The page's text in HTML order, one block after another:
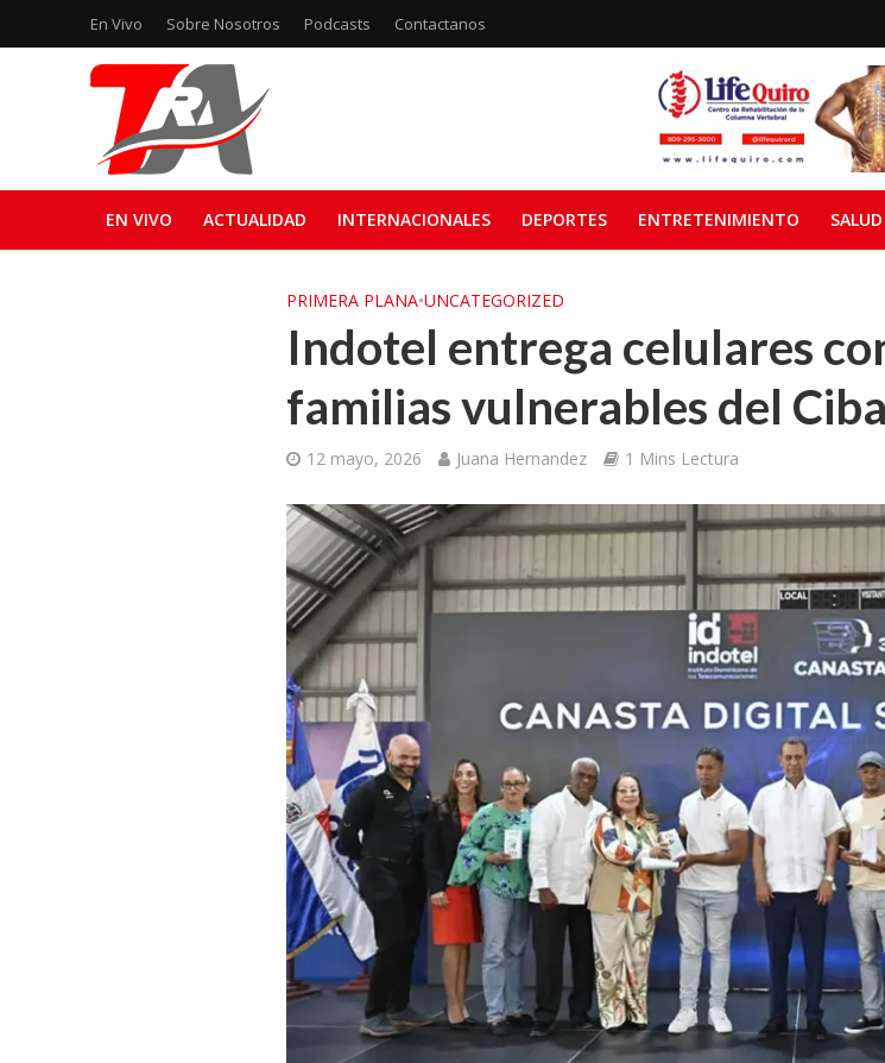
En Vivo Sobre Nosotros Podcasts Contactanos
EN VIVO ACTUALIDAD INTERNACIONALES DEPORTES ENTRETENIMIENTO SALUD
PRIMERA PLANA•UNCATEGORIZED
Indotel entrega celulares
familias vulnerables del
12 mayo, 2026 Juana Hernandez 1 Mins Lectura